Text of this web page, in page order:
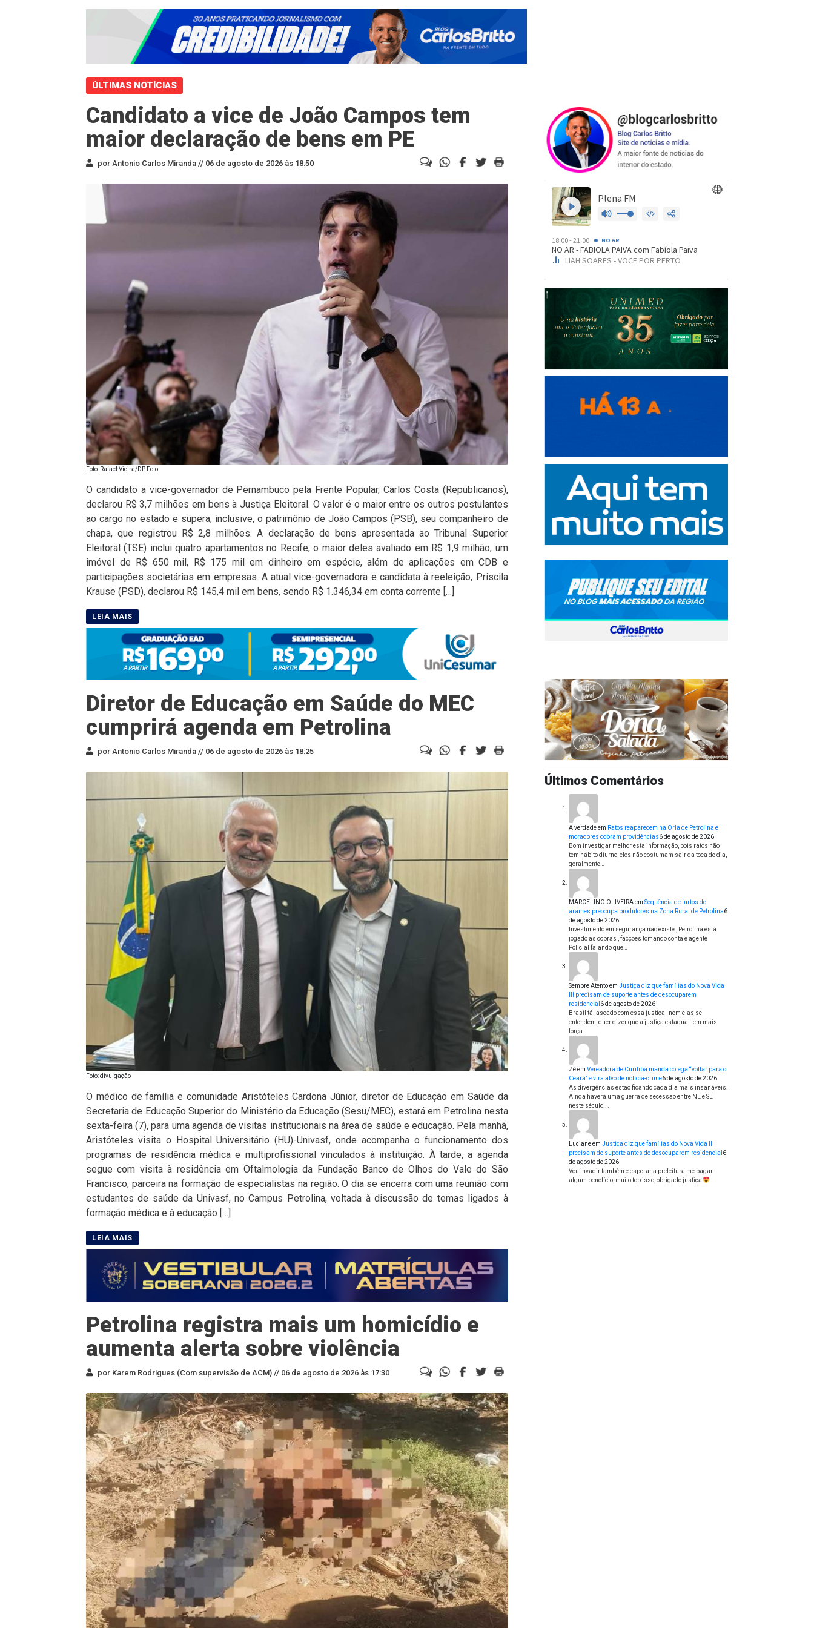
ÚLTIMAS NOTÍCIAS
Candidato a vice de João Campos tem
maior declaração de bens em PE
por Antonio Carlos Miranda // 06 de agosto de 2026 às 18:50
Foto: Rafael Vieira/DP Foto
O candidato a vice-governador de Pernambuco pela Frente Popular, Carlos Costa (Republicanos),
declarou R$ 3,7 milhões em bens à Justiça Eleitoral. O valor é o maior entre os outros postulantes
ao cargo no estado e supera, inclusive, o patrimônio de João Campos (PSB), seu companheiro de
chapa, que registrou R$ 2,8 milhões. A declaração de bens apresentada ao Tribunal Superior
Eleitoral (TSE) inclui quatro apartamentos no Recife, o maior deles avaliado em R$ 1,9 milhão, um
imóvel de R$ 650 mil, R$ 175 mil em dinheiro em espécie, além de aplicações em CDB e
participações societárias em empresas. A atual vice-governadora e candidata à reeleição, Priscila
Krause (PSD), declarou R$ 145,4 mil em bens, sendo R$ 1.346,34 em conta corrente […]
Diretor de Educação em Saúde do MEC
cumprirá agenda em Petrolina
por Antonio Carlos Miranda // 06 de agosto de 2026 às 18:25
Foto: divulgação
O médico de família e comunidade Aristóteles Cardona Júnior, diretor de Educação em Saúde da
Secretaria de Educação Superior do Ministério da Educação (Sesu/MEC), estará em Petrolina nesta
sexta-feira (7), para uma agenda de visitas institucionais na área de saúde e educação. Pela manhã,
Aristóteles visita o Hospital Universitário (HU)-Univasf, onde acompanha o funcionamento dos
programas de residência médica e multiprofissional vinculados à instituição. À tarde, a agenda
segue com visita à residência em Oftalmologia da Fundação Banco de Olhos do Vale do São
Francisco, parceira na formação de especialistas na região. O dia se encerra com uma reunião com
estudantes de saúde da Univasf, no Campus Petrolina, voltada à discussão de temas ligados à
formação médica e à educação […]
Petrolina registra mais um homicídio e
aumenta alerta sobre violência
por Karem Rodrigues (Com supervisão de ACM) // 06 de agosto de 2026 às 17:30
Últimos Comentários
A verdadeem Ratos reaparecem na Orla de Petrolina e
moradores cobram providências6 de agosto de 2026
Bom investigar melhor esta informação, pois ratos não
tem hábito diurno, eles não costumam sair da toca de dia,
geralmente…
MARCELINO OLIVEIRAem Sequência de furtos de
arames preocupa produtores na Zona Rural de Petrolina6
de agosto de 2026
Investimento em segurança não existe , Petrolina está
jogado as cobras , facções tomando conta e agente
Policial falando que…
Sempre Atentoem Justiça diz que famílias do Nova Vida
III precisam de suporte antes de desocuparem
residencial 6 de agosto de 2026
Brasil tá lascado com essa justiça , nem elas se
entendem, quer dizer que a justiça estadual tem mais
força…
Zéem Vereadora de Curitiba manda colega “voltar para o
Ceará” e vira alvo de notícia-crime6 de agosto de 2026
As divergências estão ficando cada dia mais insanáveis.
Ainda haverá uma guerra de secessão entre NE e SE
neste século.…
Lucianeem Justiça diz que famílias do Nova Vida III
precisam de suporte antes de desocuparem residencial 6
de agosto de 2026
Vou invadir também e esperar a prefeitura me pagar
algum benefício, muito top isso, obrigado justiça